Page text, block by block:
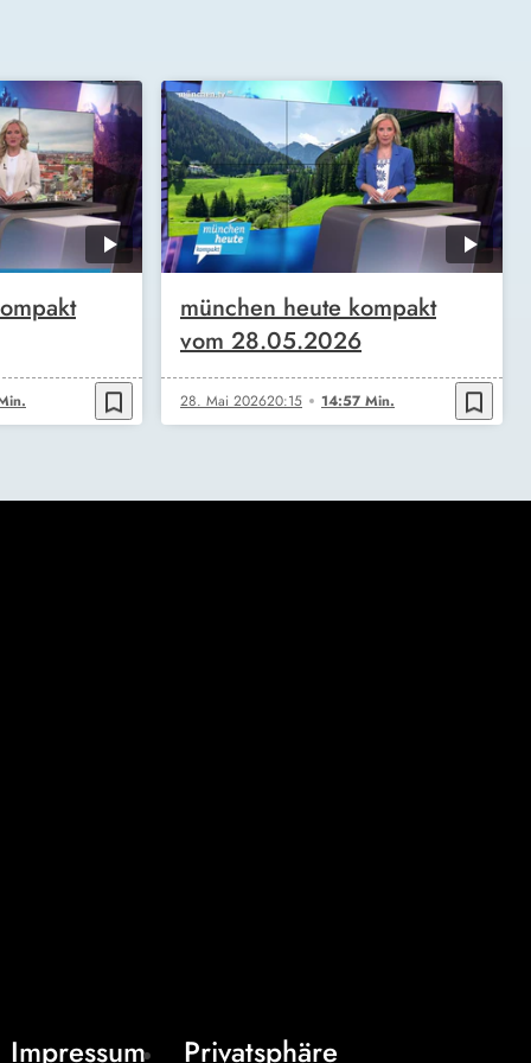
bookmark_border
münchen heute kompakt
vom 28.05.2026
28. Mai 202620:15 14:57 Min. bookmark_border
Impressum Privatsphäre